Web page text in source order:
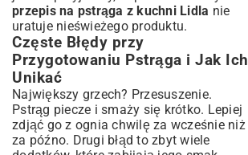
przepis na pstrąga z kuchni Lidla nie
uratuje nieświeżego produktu.
Częste Błędy przy
Przygotowaniu Pstrąga i Jak Ich
Unikać
Największy grzech? Przesuszenie.
Pstrąg piecze i smaży się krótko. Lepiej
zdjąć go z ognia chwilę za wcześnie niż
za późno. Drugi błąd to zbyt wiele